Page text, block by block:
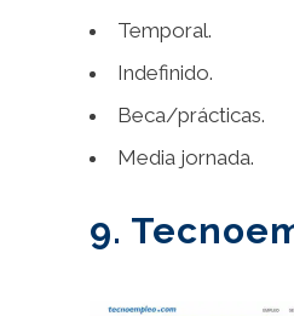
Temporal.
Indefinido.
Beca/prácticas.
Media jornada.
9.